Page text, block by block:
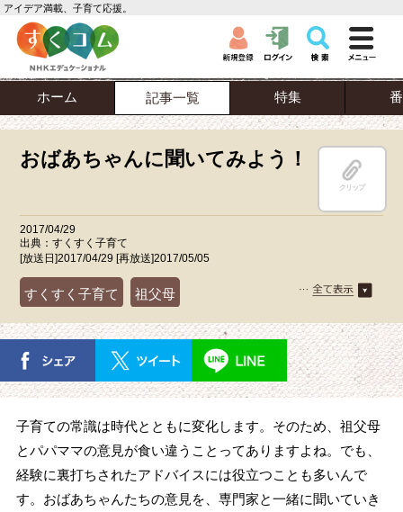
アイデア満載、子育て応援。
ホーム 記事一覧 特集
おばあちゃんに聞いてみよう！
クリップ
2017/04/29
出典：すくすく子育て
[放送日]2017/04/29 [再放送]2017/05/05
すくすく子育て 祖父母
子育ての常識は時代とともに変化します。そのため、祖父母
とパパママの意見が食い違うことってありますよね。でも、
経験に裏打ちされたアドバイスには役立つことも多いんで
す。おばあちゃんたちの意見を、専門家と一緒に聞いていき